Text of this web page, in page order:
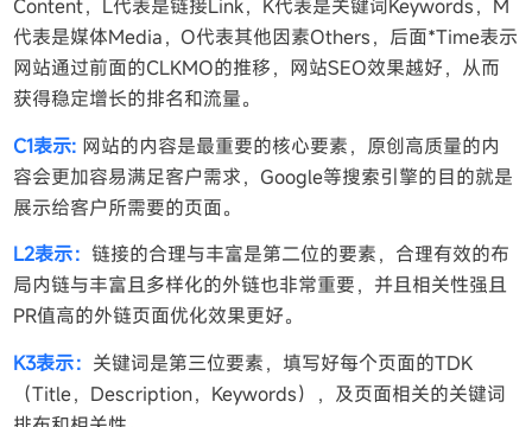
Content，L代表是链接Link，K代表是关键词Keywords，M
代表是媒体Media，O代表其他因素Others，后面*Time表示
网站通过前面的CLKMO的推移，网站SEO效果越好，从而
获得稳定增长的排名和流量。
C1表示: 网站的内容是最重要的核心要素，原创高质量的内
容会更加容易满足客户需求，Google等搜索引擎的目的就是
展示给客户所需要的页面。
L2表示： 链接的合理与丰富是第二位的要素，合理有效的布
局内链与丰富且多样化的外链也非常重要，并且相关性强且
PR值高的外链页面优化效果更好。
K3表示： 关键词是第三位要素，填写好每个页面的TDK
（Title，Description，Keywords），及页面相关的关键词